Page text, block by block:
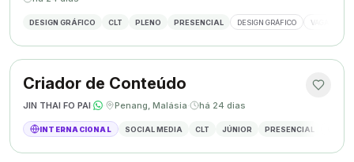
DESIGN GRÁFICO CLT PLENO PRESENCIAL DESIGN GRÁFICO VAGA
Criador de Conteúdo
JIN THAI FO PAI· · Penang, Malásia· há 24 dias
INTERNACIONAL SOCIAL MEDIA CLT JÚNIOR PRESENCIAL